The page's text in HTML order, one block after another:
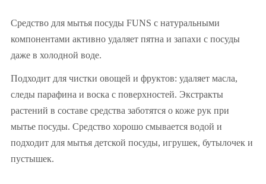
Средство для мытья посуды FUNS с натуральными
компонентами активно удаляет пятна и запахи с посуды
даже в холодной воде.
Подходит для чистки овощей и фруктов: удаляет масла,
следы парафина и воска с поверхностей. Экстракты
растений в составе средства заботятся о коже рук при
мытье посуды. Средство хорошо смывается водой и
подходит для мытья детской посуды, игрушек, бутылочек и
пустышек.